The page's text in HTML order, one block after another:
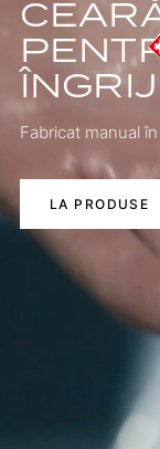
Fabricat manual
LA PRODUSE